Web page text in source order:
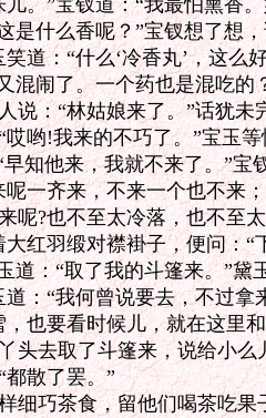
。”宝钗道：“我最怕熏香
是什么香呢？”宝钗想了想
道：“什么‘冷香丸’，这么
混闹了。一个药也是混吃的
：“林姑娘来了。”话犹未
哟!我来的不巧了。”宝玉
知他来，我就不来了。”宝
一齐来，不来一个也不来
呢?也不至太冷落，也不至
红羽缎对襟褂子，便问：“
道：“取了我的斗篷来。”黛
：“我何曾说要去，不过拿
也要看时候儿，就在这里
头去取了斗篷来，说给小么
散了罢。”
巧茶食，留他们喝茶吃果